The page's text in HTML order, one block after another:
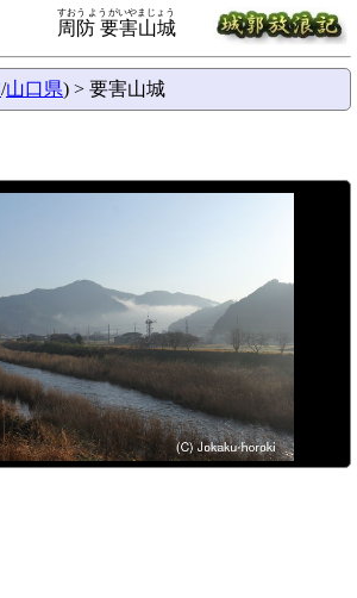
周防 要害山城
すおう ようがいやまじょう
/山口県) > 要害山城